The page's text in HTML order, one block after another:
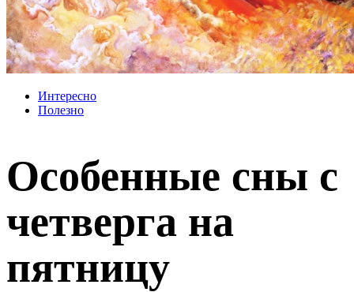
Интересно
Полезно
Особенные сны с
четверга на
пятницу